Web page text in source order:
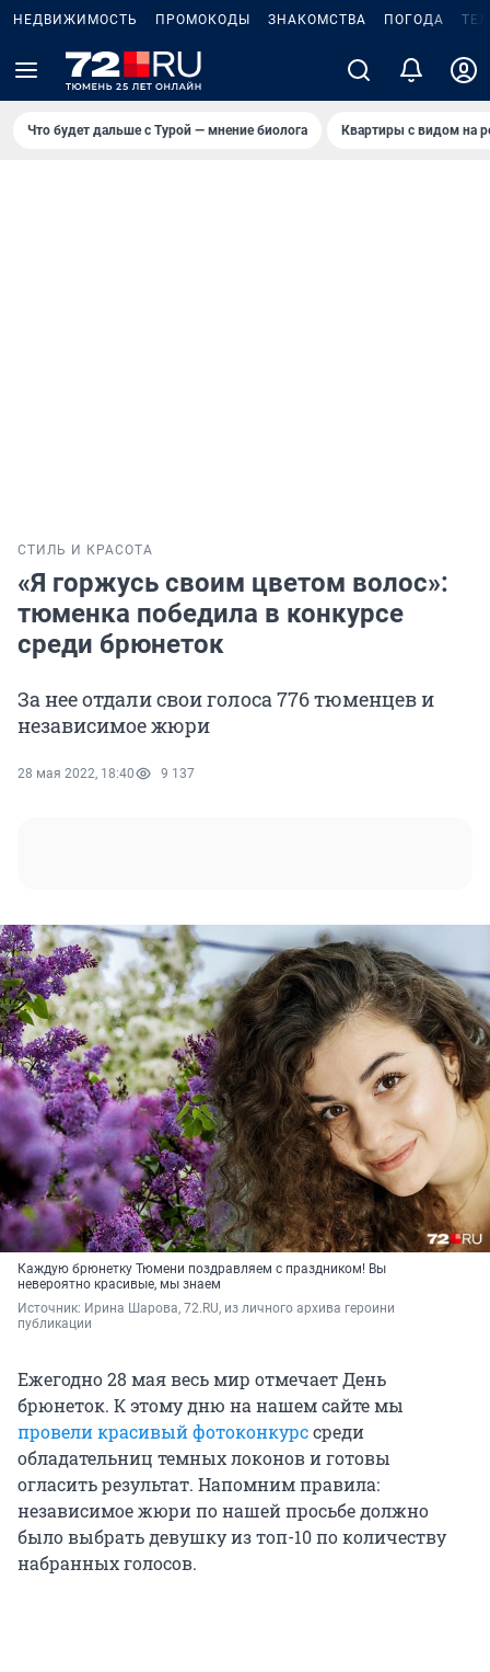
НЕДВИЖИМОСТЬ ПРОМОКОДЫ ЗНАКОМСТВА ПОГОДА
Что будет дальше с Турой — мнение биолога Квартиры с видом на
СТИЛЬ И КРАСОТА
«Я горжусь своим цветом волос»:
тюменка победила в конкурсе
среди брюнеток
За нее отдали свои голоса 776 тюменцев и
независимое жюри
28 мая 2022, 18:40 9 137
Каждую брюнетку Тюмени поздравляем с праздником! Вы
невероятно красивые, мы знаем
Источник: Ирина Шарова, 72.RU, из личного архива героини
публикации
Ежегодно 28 мая весь мир отмечает День
брюнеток. К этому дню на нашем сайте мы
провели красивый фотоконкурссреди
обладательниц темных локонов и готовы
огласить результат. Напомним правила:
независимое жюри по нашей просьбе должно
было выбрать девушку из топ-10 по количеству
набранных голосов.